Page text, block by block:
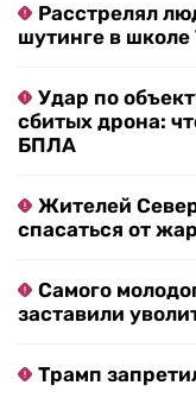
Расстрелял
шутинге в школе
Удар по
сбитых дрона:
БПЛА
Жителей
спасаться от
Самого
заставили
Трамп